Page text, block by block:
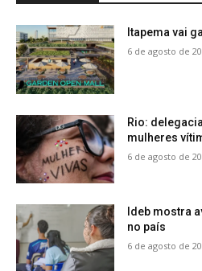
Itapema vai
6 de agosto de
Rio:
mulheres
6 de agosto de
Ideb mostra
no país
6 de agosto de